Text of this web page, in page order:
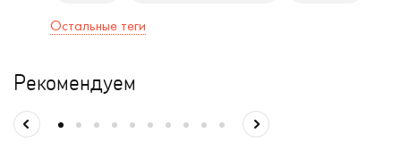
Остальные теги
Рекомендуем